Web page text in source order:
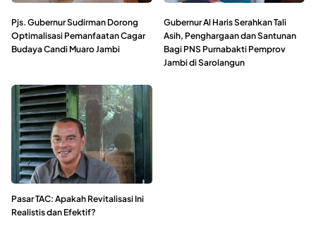
Pjs. Gubernur Sudirman Dorong
Optimalisasi Pemanfaatan Cagar
Budaya Candi Muaro Jambi
Gubernur Al Haris Serahkan Tali
Asih, Penghargaan dan Santunan
Bagi PNS Purnabakti Pemprov
Jambi di Sarolangun
Pasar TAC: Apakah Revitalisasi Ini
Realistis dan Efektif?